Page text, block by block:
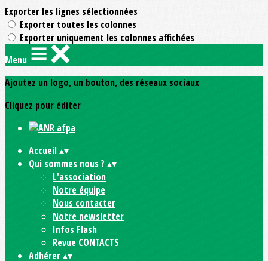
Exporter les lignes sélectionnées
Exporter toutes les colonnes
Exporter uniquement les colonnes affichées
Menu
Ajoutez un logo, un bouton, des réseaux sociaux
Cliquez pour éditer
Accueil▴▾
Qui sommes nous ? ▴▾
L'association
Notre équipe
Nous contacter
Notre newsletter
Infos Flash
Revue CONTACTS
Adhérer▴▾